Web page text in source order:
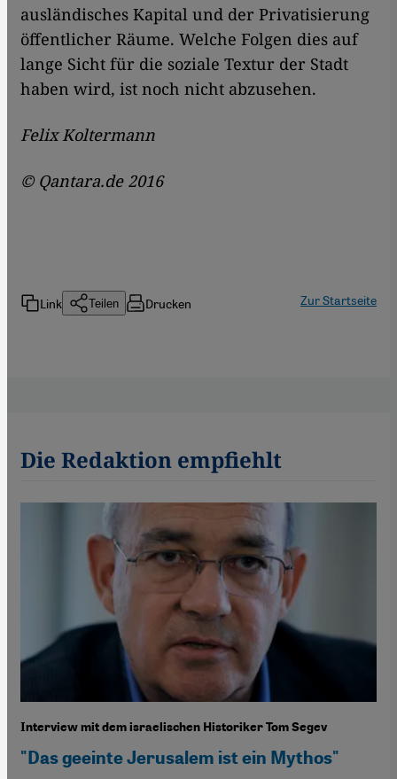
ausländisches Kapital und der Privatisierung
öffentlicher Räume. Welche Folgen dies auf
lange Sicht für die soziale Textur der Stadt
haben wird, ist noch nicht abzusehen.
Felix Koltermann
© Qantara.de 2016
Link Teilen Drucken Zur Startseite
Die Redaktion empfiehlt
Interview mit dem israelischen Historiker Tom Segev
"Das geeinte Jerusalem ist ein Mythos"